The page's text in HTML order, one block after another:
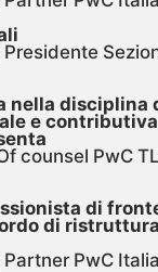
nella disciplina
e
counsel PwC
di
di
PwC Italia